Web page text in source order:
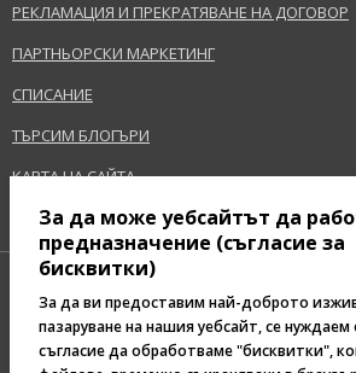
РЕКЛАМАЦИЯ И ПРЕКРАТЯВАНЕ НА ДОГОВОР
ПАРТНЬОРСКИ МАРКЕТИНГ
СПИСАНИЕ
ТЪРСИМ БЛОГЪРИ
КАРТА НА САЙТА
Pazaruvaj - Надежден
За да може уебсайтът да
предназначение (съгласие за
бисквитки)
За да ви предоставим най-доброто
пазаруване на нашия уебсайт, се
съгласие да обработваме "бисквитки",